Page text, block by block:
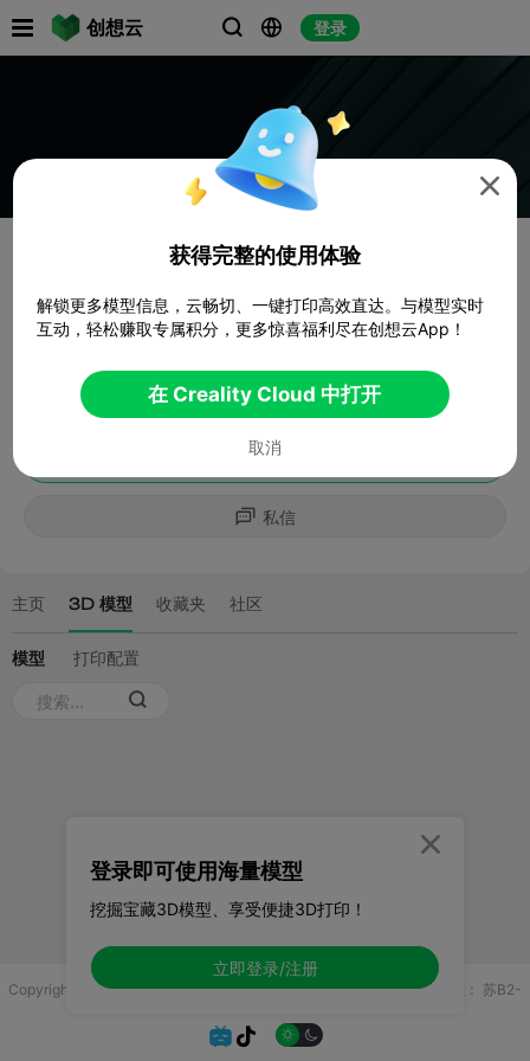
创想云   登录
Copyright © 2025 无锡控博科技有限公司 版权所有增值电信业务许可证： 苏B2-
 
登录即可使用海量模型
挖掘宝藏3D模型、享受便捷3D打印！
立即登录/注册


获得完整的使用体验
解锁更多模型信息，云畅切、一键打印高效直达。与模型实时
互动，轻松赚取专属积分，更多惊喜福利尽在创想云App！
在 Creality Cloud 中打开
取消